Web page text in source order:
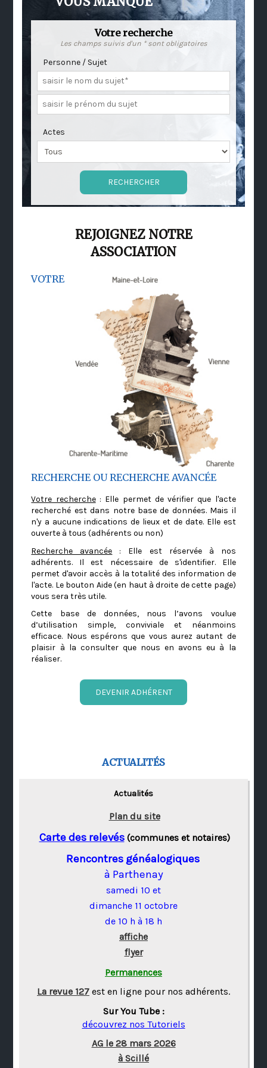
Votre recherche
Les champs suivis d'un * sont obligatoires
Personne / Sujet
Actes
REJOIGNEZ NOTRE
ASSOCIATION
VOTRE
RECHERCHE OU RECHERCHE AVANCÉE
Votre recherche: Elle permet de vérifier que l'acte
recherché est dans notre base de données. Mais il
n'y a aucune indications de lieux et de date. Elle est
ouverte à tous (adhérents ou non)
Recherche avancée : Elle est réservée à nos
adhérents. Il est nécessaire de s'identifier. Elle
permet d'avoir accès à la totalité des information de
l'acte. Le bouton Aide (en haut à droite de cette page)
vous sera très utile.
Cette base de données, nous l’avons voulue
d’utilisation simple, conviviale et néanmoins
efficace. Nous espérons que vous aurez autant de
plaisir à la consulter que nous en avons eu à la
réaliser.
DEVENIR ADHÉRENT
ACTUALITÉS
Actualités
Plan du site
Carte des relevés(communes et notaires)
Rencontres généalogiques
à Parthenay
samedi 10 et
dimanche 11 octobre
de 10 h à 18 h
affiche
flyer
Permanences
La revue 127 est en ligne pour nos adhérents.
Sur You Tube :
découvrez nos Tutoriels
AG le 28 mars 2026
à Scillé